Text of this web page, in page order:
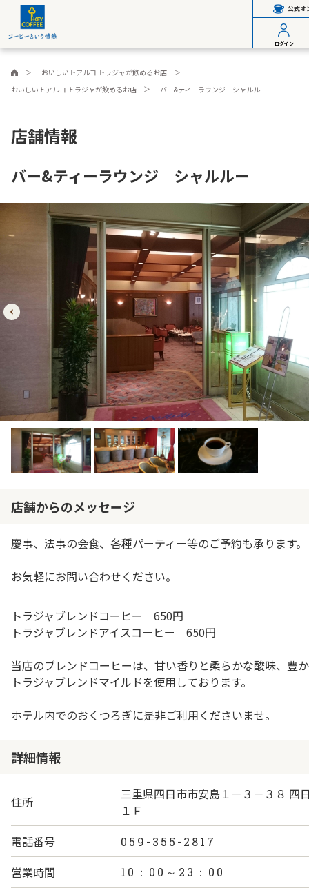
公式オ
ログイン
おいしいトアルコ トラジャが飲めるお店
おいしいトアルコ トラジャが飲めるお店
バー&ティーラウンジ シャルルー
店舗情報
バー&ティーラウンジ シャルルー
店舗からのメッセージ
慶事、法事の会食、各種パーティー等のご予約も承ります。
お気軽にお問い合わせください。
トラジャブレンドコーヒー 650円
トラジャブレンドアイスコーヒー 650円
当店のブレンドコーヒーは、甘い香りと柔らかな酸味、豊
トラジャブレンドマイルドを使用しております。
ホテル内でのおくつろぎに是非ご利用くださいませ。
詳細情報
住所
三重県四日市市安島１－３－３８ 四
１Ｆ
電話番号
059-355-2817
営業時間 10：00～23：00